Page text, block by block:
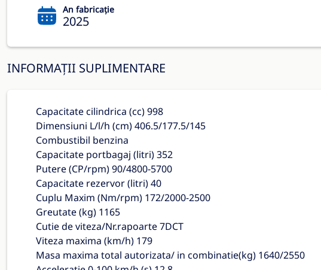
An fabricație
2025
INFORMAȚII SUPLIMENTARE
Capacitate cilindrica (cc) 998
Dimensiuni L/l/h (cm) 406.5/177.5/145
Combustibil benzina
Capacitate portbagaj (litri) 352
Putere (CP/rpm) 90/4800-5700
Capacitate rezervor (litri) 40
Cuplu Maxim (Nm/rpm) 172/2000-2500
Greutate (kg) 1165
Cutie de viteza/Nr.rapoarte 7DCT
Viteza maxima (km/h) 179
Masa maxima total autorizata/ in combinatie(kg) 1640/2550